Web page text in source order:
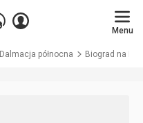
Zadzwoń
+48 71 771 76 55
Zaloguj
Menu
Dalmacja północna Biograd na